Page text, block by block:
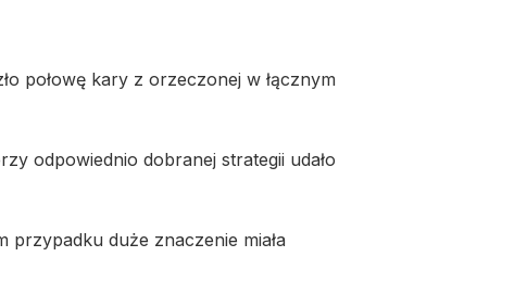
połowę kary z orzeczonej w łącznym
odpowiednio dobranej strategii udało
duże znaczenie miała